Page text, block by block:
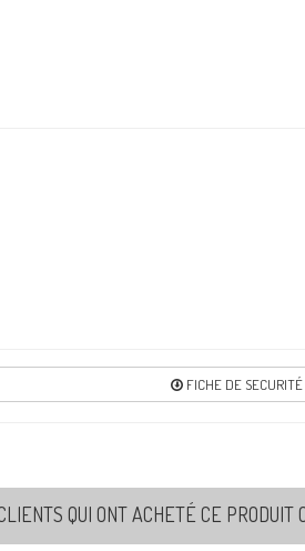
FICHE DE SECURITÉ
QUI ONT ACHETÉ CE PRODUIT